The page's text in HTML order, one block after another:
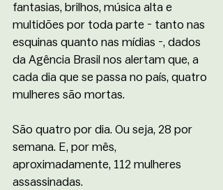
fantasias, brilhos, música alta e
multidões por toda parte - tanto nas
esquinas quanto nas mídias -, dados
da Agência Brasil nos alertam que, a
cada dia que se passa no país, quatro
mulheres são mortas.
São quatro por dia. Ou seja, 28 por
semana. E, por mês,
aproximadamente, 112 mulheres
assassinadas.